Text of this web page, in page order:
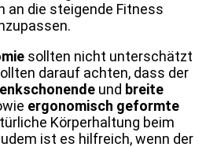
an die steigende Fitness
sollten nicht unterschätzt
darauf achten, dass der
und breite
ergonomisch geformte
Körperhaltung beim
ist es hilfreich, wenn der